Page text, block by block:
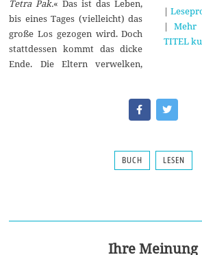
Tetra Pak.« Das ist das Leben,
bis eines Tages (vielleicht) das
große Los gezogen wird. Doch
stattdessen kommt das dicke
Ende. Die Eltern verwelken,
|
| Mehr
TITEL
BUCH LESEN
Ihre Meinung